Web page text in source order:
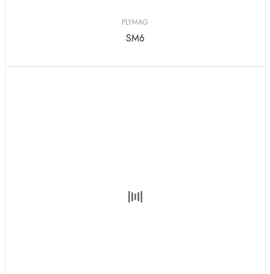
PLYMAG
SM6